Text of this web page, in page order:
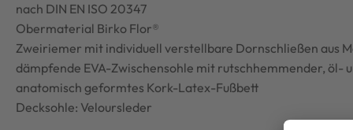
nach DIN EN ISO 20347
Obermaterial Birko Flor®
Zweiriemer mit individuell verstellbare Dornschließen aus
dämpfende EVA-Zwischensohle mit rutschhemmender, öl-
anatomisch geformtes Kork-Latex-Fußbett
Decksohle: Veloursleder